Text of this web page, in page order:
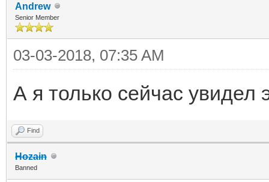
Andrew
Senior Member
03-03-2018, 07:35 AM
А я только сейчас увидел
Find
Hozain
Banned